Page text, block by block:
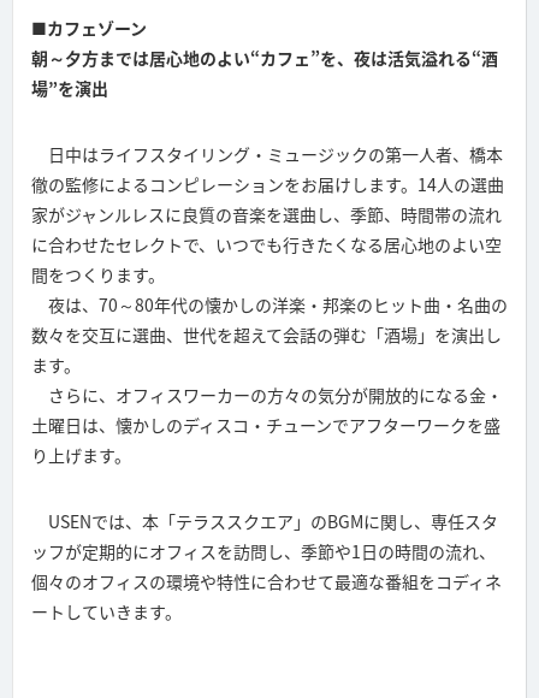
■カフェゾーン
朝～夕方までは居心地のよい“カフェ”を、夜は活気溢れる“酒
場”を演出
日中はライフスタイリング・ミュージックの第一人者、橋本
徹の監修によるコンピレーションをお届けします。14人の選曲
家がジャンルレスに良質の音楽を選曲し、季節、時間帯の流れ
に合わせたセレクトで、いつでも行きたくなる居心地のよい空
間をつくります。
夜は、70～80年代の懐かしの洋楽・邦楽のヒット曲・名曲の
数々を交互に選曲、世代を超えて会話の弾む「酒場」を演出し
ます。
さらに、オフィスワーカーの方々の気分が開放的になる金・
土曜日は、懐かしのディスコ・チューンでアフターワークを盛
り上げます。
USENでは、本「テラススクエア」のBGMに関し、専任スタ
ッフが定期的にオフィスを訪問し、季節や1日の時間の流れ、
個々のオフィスの環境や特性に合わせて最適な番組をコディネ
ートしていきます。